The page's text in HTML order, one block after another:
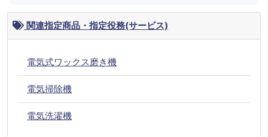
関連指定商品・指定役務(サービス)
電気式ワックス磨き機
電気掃除機
電気洗濯機